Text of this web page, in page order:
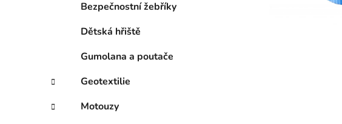
Bezpečnostní žebříky
Dětská hřiště
Gumolana a poutače
Geotextilie
Motouzy